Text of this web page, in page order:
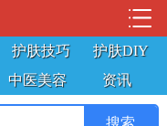
护肤技巧
护肤DIY
中医美容 资讯